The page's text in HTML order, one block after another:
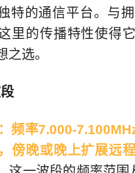
特的通信平台。与
里的传播特性使得
之选。
频率7.000-
傍晚或晚上扩展远程